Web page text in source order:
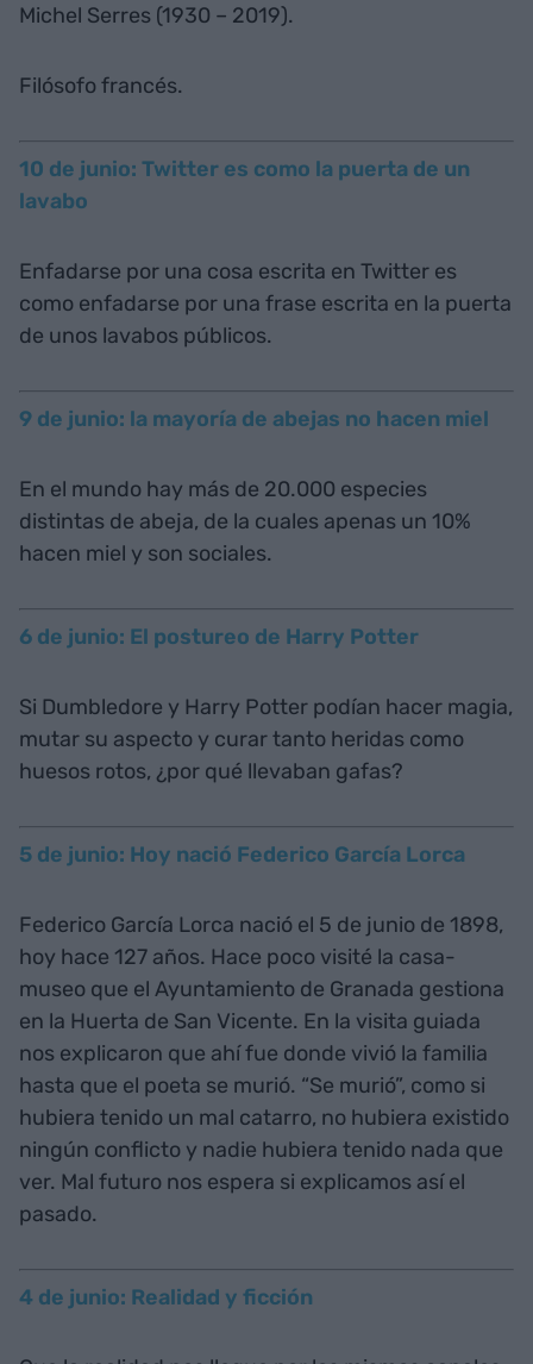
Michel Serres (1930 – 2019).
Filósofo francés.
10 de junio: Twitter es como la puerta de un
lavabo
Enfadarse por una cosa escrita en Twitter es
como enfadarse por una frase escrita en la puerta
de unos lavabos públicos.
9 de junio: la mayoría de abejas no hacen miel
En el mundo hay más de 20.000 especies
distintas de abeja, de la cuales apenas un 10%
hacen miel y son sociales.
6 de junio: El postureo de Harry Potter
Si Dumbledore y Harry Potter podían hacer magia,
mutar su aspecto y curar tanto heridas como
huesos rotos, ¿por qué llevaban gafas?
5 de junio: Hoy nació Federico García Lorca
Federico García Lorca nació el 5 de junio de 1898,
hoy hace 127 años. Hace poco visité la casa-
museo que el Ayuntamiento de Granada gestiona
en la Huerta de San Vicente. En la visita guiada
nos explicaron que ahí fue donde vivió la familia
hasta que el poeta se murió. “Se murió”, como si
hubiera tenido un mal catarro, no hubiera existido
ningún conflicto y nadie hubiera tenido nada que
ver. Mal futuro nos espera si explicamos así el
pasado.
4 de junio: Realidad y ficción